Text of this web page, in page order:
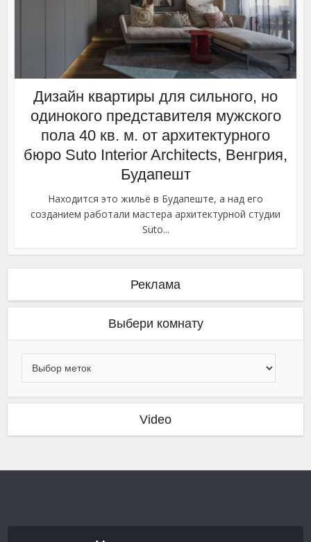
Дизайн квартиры для сильного, но
одинокого представителя мужского
пола 40 кв. м. от архитектурного
бюро Suto Interior Architects, Венгрия,
Будапешт
Находится это жильё в Будапеште, а над его
созданием работали мастера архитектурной студии
Suto...
Реклама
Выбери комнату
Video